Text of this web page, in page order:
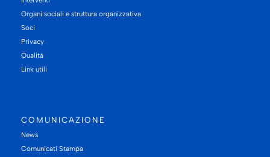
Organi sociali e struttura organizzativa
Soci
Privacy
Qualità
Link utili
COMUNICAZIONE
News
Comunicati Stampa